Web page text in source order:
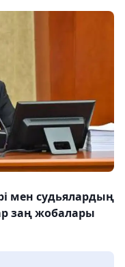
мен судьялардың
заң жобалары